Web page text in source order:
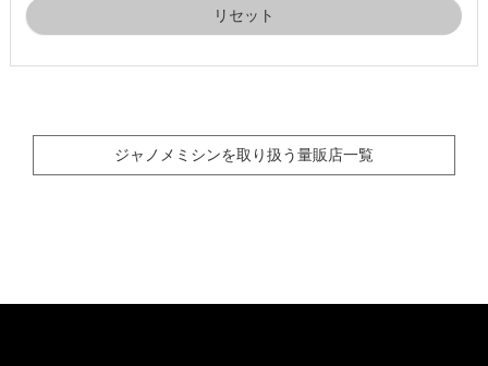
リセット
ジャノメミシンを取り扱う量販店一覧